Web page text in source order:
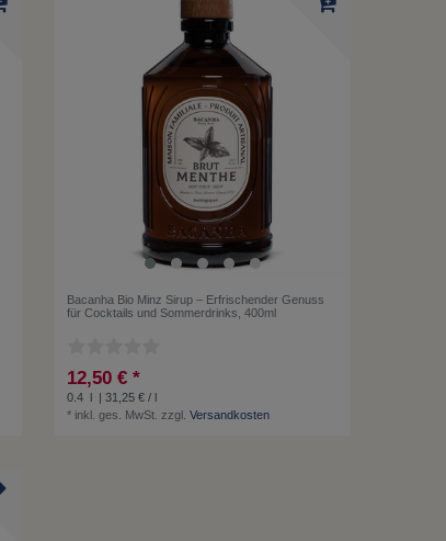
Bacanha Bio Minz Sirup – Erfrischender Genuss
für Cocktails und Sommerdrinks, 400ml
12,50 € *
0.4 l | 31,25 € / l
* inkl. ges. MwSt. zzgl.Versandkosten